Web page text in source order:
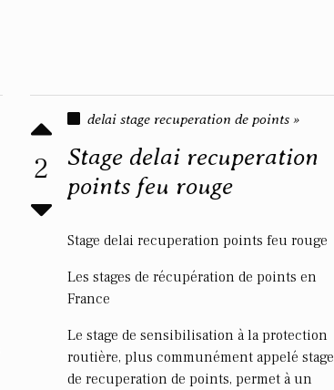
2
delai stage recuperation de points »
Stage delai recuperation
points feu rouge
Stage delai recuperation points feu rouge
Les stages de récupération de points en
France
Le stage de sensibilisation à la protection
routière, plus communément appelé stage
de recuperation de points, permet à un